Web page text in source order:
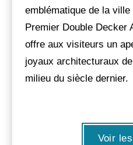
emblématique de la
Premier Double Decker
offre aux visiteurs un
joyaux architecturaux
milieu du siècle dernier.
Voir